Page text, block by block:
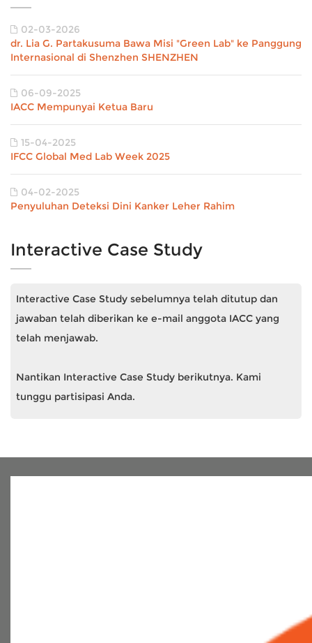
02-03-2026
dr. Lia G. Partakusuma Bawa Misi "Green Lab" ke Panggung
Internasional di Shenzhen SHENZHEN
06-09-2025
IACC Mempunyai Ketua Baru
15-04-2025
IFCC Global Med Lab Week 2025
04-02-2025
Penyuluhan Deteksi Dini Kanker Leher Rahim
Interactive Case Study
Interactive Case Study sebelumnya telah ditutup dan
jawaban telah diberikan ke e-mail anggota IACC yang
telah menjawab.
Nantikan Interactive Case Study berikutnya. Kami
tunggu partisipasi Anda.